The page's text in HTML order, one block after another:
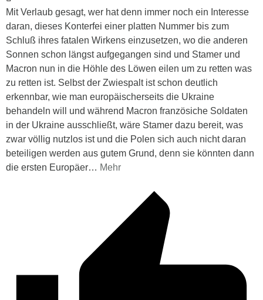
Mit Verlaub gesagt, wer hat denn immer noch ein Interesse
daran, dieses Konterfei einer platten Nummer bis zum
Schluß ihres fatalen Wirkens einzusetzen, wo die anderen
Sonnen schon längst aufgegangen sind und Stamer und
Macron nun in die Höhle des Löwen eilen um zu retten was
zu retten ist. Selbst der Zwiespalt ist schon deutlich
erkennbar, wie man europäischerseits die Ukraine
behandeln will und während Macron französiche Soldaten
in der Ukraine ausschließt, wäre Stamer dazu bereit, was
zwar völlig nutzlos ist und die Polen sich auch nicht daran
beteiligen werden aus gutem Grund, denn sie könnten dann
die ersten Europäer… Mehr